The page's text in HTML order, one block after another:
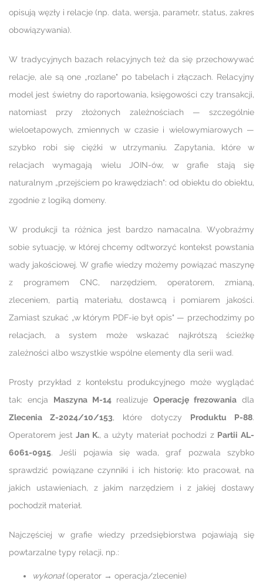
opisują węzły i relacje (np. data, wersja, parametr, status, zakres
obowiązywania).
W tradycyjnych bazach relacyjnych też da się przechowywać
relacje, ale są one „rozlane" po tabelach i złączach. Relacyjny
model jest świetny do raportowania, księgowości czy transakcji,
natomiast przy złożonych zależnościach — szczególnie
wieloetapowych, zmiennych w czasie i wielowymiarowych —
szybko robi się ciężki w utrzymaniu. Zapytania, które w
relacjach wymagają wielu JOIN-ów, w grafie stają się
naturalnym „przejściem po krawędziach": od obiektu do obiektu,
zgodnie z logiką domeny.
W produkcji ta różnica jest bardzo namacalna. Wyobraźmy
sobie sytuację, w której chcemy odtworzyć kontekst powstania
wady jakościowej. W grafie wiedzy możemy powiązać maszynę
z programem CNC, narzędziem, operatorem, zmianą,
zleceniem, partią materiału, dostawcą i pomiarem jakości.
Zamiast szukać „w którym PDF-ie był opis" — przechodzimy po
relacjach, a system może wskazać najkrótszą ścieżkę
zależności albo wszystkie wspólne elementy dla serii wad.
Prosty przykład z kontekstu produkcyjnego może wyglądać
tak: encja Maszyna M-14realizujeOperację frezowania dla
Zlecenia Z-2024/10/153, które dotyczy Produktu P-88.
Operatorem jestJan K., a użyty materiał pochodzi z Partii AL-
6061-0915. Jeśli pojawia się wada, graf pozwala szybko
sprawdzić powiązane czynniki i ich historię: kto pracował, na
jakich ustawieniach, z jakim narzędziem i z jakiej dostawy
pochodził materiał.
Najczęściej w grafie wiedzy przedsiębiorstwa pojawiają się
powtarzalne typy relacji, np.:
wykonał(operator → operacja/zlecenie)